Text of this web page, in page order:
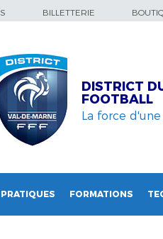
BILLETTERIE
DISTRICT
FOOTBALL
La force d'une
PRATIQUES FORMATIONS